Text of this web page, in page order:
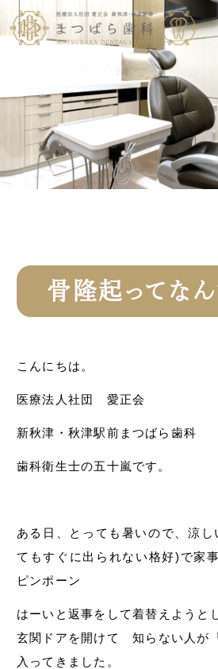
骨隆起ってなん
こんにちは。
医療法人社団 愛正会
新秋津・秋津駅前まつばら歯科
歯科衛生士の五十嵐です。
ある日、とっても暑いので、涼し
てもすぐに出られない格好)で家
ピンポーン
はーいと返事をして着替えようと
玄関ドアを開けて 知らない人が
入ってきました。